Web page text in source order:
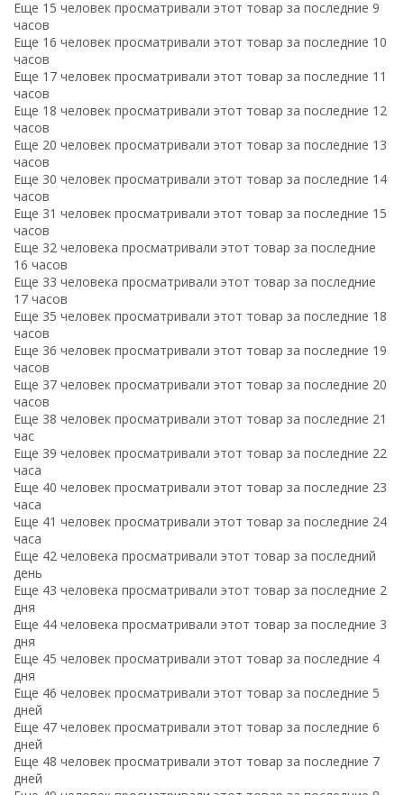
Еще 15 человек просматривали этот товар за последние 9
часов
Еще 16 человек просматривали этот товар за последние 10
часов
Еще 17 человек просматривали этот товар за последние 11
часов
Еще 18 человек просматривали этот товар за последние 12
часов
Еще 20 человек просматривали этот товар за последние 13
часов
Еще 30 человек просматривали этот товар за последние 14
часов
Еще 31 человек просматривали этот товар за последние 15
часов
Еще 32 человека просматривали этот товар за последние
16 часов
Еще 33 человека просматривали этот товар за последние
17 часов
Еще 35 человек просматривали этот товар за последние 18
часов
Еще 36 человек просматривали этот товар за последние 19
часов
Еще 37 человек просматривали этот товар за последние 20
часов
Еще 38 человек просматривали этот товар за последние 21
час
Еще 39 человек просматривали этот товар за последние 22
часа
Еще 40 человек просматривали этот товар за последние 23
часа
Еще 41 человек просматривали этот товар за последние 24
часа
Еще 42 человека просматривали этот товар за последний
день
Еще 43 человека просматривали этот товар за последние 2
дня
Еще 44 человека просматривали этот товар за последние 3
дня
Еще 45 человек просматривали этот товар за последние 4
дня
Еще 46 человек просматривали этот товар за последние 5
дней
Еще 47 человек просматривали этот товар за последние 6
дней
Еще 48 человек просматривали этот товар за последние 7
дней